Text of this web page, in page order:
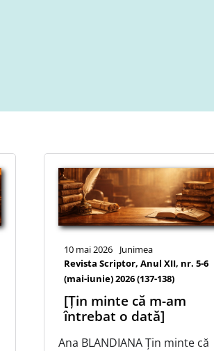
10 mai 2026
Junimea
Revista Scriptor, Anul XII, nr. 5-6
(mai-iunie) 2026 (137-138)
[Țin minte că m-am
întrebat o dată]
Ana BLANDIANA Țin minte că